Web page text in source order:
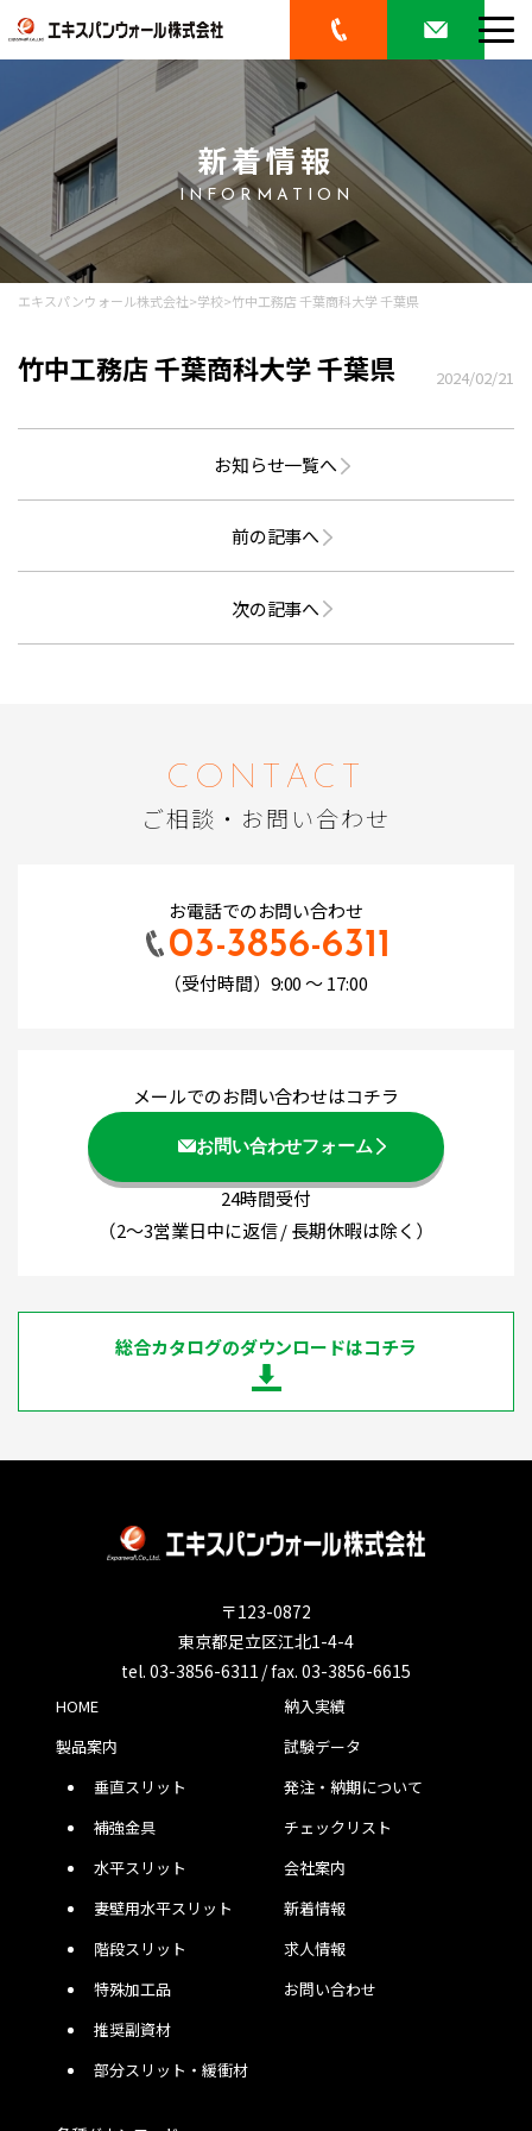
新着情報
INFORMATION
エキスパンウォール株式会社>学校>竹中工務店 千葉商科大学 千葉県
竹中工務店 千葉商科大学 千葉県 2024/02/21
お知らせ一覧へ
前の記事へ
次の記事へ
CONTACT
ご相談・お問い合わせ
お電話でのお問い合わせ
03-3856-6311
（受付時間）9:00 ～ 17:00
メールでのお問い合わせはコチラ
お問い合わせフォーム
24時間受付
（2～3営業日中に返信 / 長期休暇は除く）
総合カタログのダウンロードはコチラ
〒123-0872
東京都足立区江北1-4-4
tel. 03-3856-6311 / fax. 03-3856-6615
HOME
製品案内
垂直スリット
補強金具
水平スリット
妻壁用水平スリット
階段スリット
特殊加工品
推奨副資材
部分スリット・緩衝材
納入実績
試験データ
発注・納期について
チェックリスト
会社案内
新着情報
求人情報
お問い合わせ